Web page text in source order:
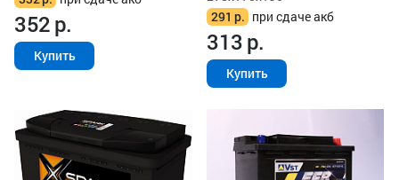
352р.
Купить
291 р. при сдаче акб
313р.
Купить